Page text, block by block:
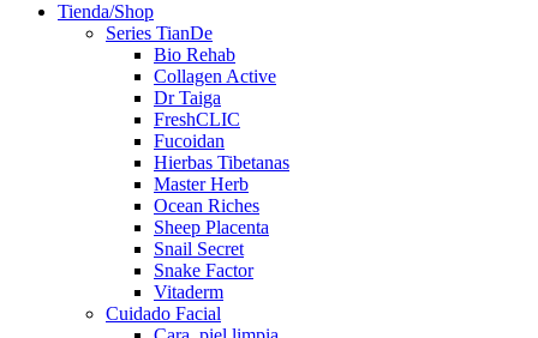
Tienda/Shop
Series TianDe
Bio Rehab
Collagen Active
Dr Taiga
FreshCLIC
Fucoidan
Hierbas Tibetanas
Master Herb
Ocean Riches
Sheep Placenta
Snail Secret
Snake Factor
Vitaderm
Cuidado Facial